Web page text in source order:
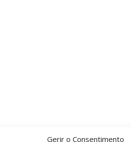
Gerir o Consentimento